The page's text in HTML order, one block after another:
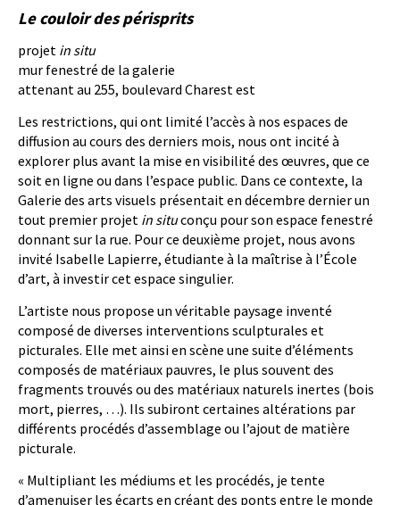
Le couloir des périsprits
projet in situ
mur fenestré de la galerie
attenant au 255, boulevard Charest est
Les restrictions, qui ont limité l’accès à nos espaces de
diffusion au cours des derniers mois, nous ont incité à
explorer plus avant la mise en visibilité des œuvres, que ce
soit en ligne ou dans l’espace public. Dans ce contexte, la
Galerie des arts visuels présentait en décembre dernier un
tout premier projet in situconçu pour son espace fenestré
donnant sur la rue. Pour ce deuxième projet, nous avons
invité Isabelle Lapierre, étudiante à la maîtrise à l’École
d’art, à investir cet espace singulier.
L’artiste nous propose un véritable paysage inventé
composé de diverses interventions sculpturales et
picturales. Elle met ainsi en scène une suite d’éléments
composés de matériaux pauvres, le plus souvent des
fragments trouvés ou des matériaux naturels inertes (bois
mort, pierres, …). Ils subiront certaines altérations par
différents procédés d’assemblage ou l’ajout de matière
picturale.
« Multipliant les médiums et les procédés, je tente
d’amenuiser les écarts en créant des ponts entre le monde